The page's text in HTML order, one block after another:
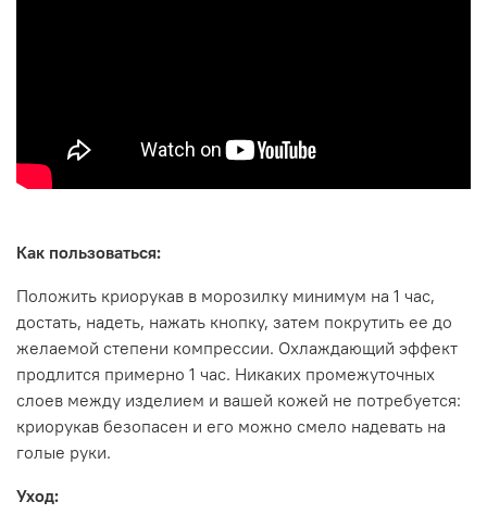
Как пользоваться:
Положить криорукав в морозилку минимум на 1 час,
достать, надеть, нажать кнопку, затем покрутить ее до
желаемой степени компрессии. Охлаждающий эффект
продлится примерно 1 час. Никаких промежуточных
слоев между изделием и вашей кожей не потребуется:
криорукав безопасен и его можно смело надевать на
голые руки.
Уход: